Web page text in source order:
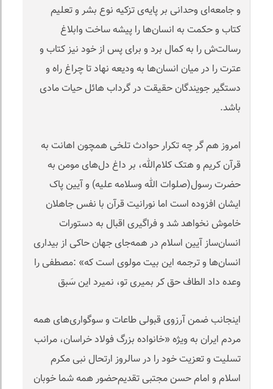
و جامعه‌ای وحدانی بر پایه‌ی تزکیه نوع بشر و تعلیم
کتاب و حکمت به انسان‌ها را پیشه‌ ساخت و‌ابلاغ
رسالت‌ش را به کمال برد و برای پس از خود نیز کتاب و
عترت را در میان انسان‌ها به ودیعه نها‌د تا چراغ راه و
دستگیر جویندگان حقیقت در گرداب هائل حیات مادی
باشد.
امروز هم گر چه تکرار حوادث تلخی همچون اهانت به
قرآن کریم و هتک کلام‌الله، بر داغ دل‌های مومن به
حضرت رسول(صلوات الله و‌سلامه علیه) و آیین پاک
ایشان افزوده است اما نورانیت قرآن با نفس جاهلان
خاموش نخواهد شد و فراگیری اقبال به دستورات
انسان‌ساز آیین اسلام در همه‌جای جهان حاکی از بیداری
انسان‌ها و ترجمه این بیت مولوی است که: «مصطفی را
وعده داد الطاف حق کر بمیری تو، نمیرد این سَبق
اینجانب ضمن آرزوی قبولی طاعات و سوگواری‌های همه
مردم ایران به ویژه «خانواده بزرگ فولاد خراسان، مرانب
تسلیت و تعزیت خود را در سالروز ارتحال نبی مکرم
اسلام و امام حسن مجتبی تقدیم‌حضور همه شما خوبان